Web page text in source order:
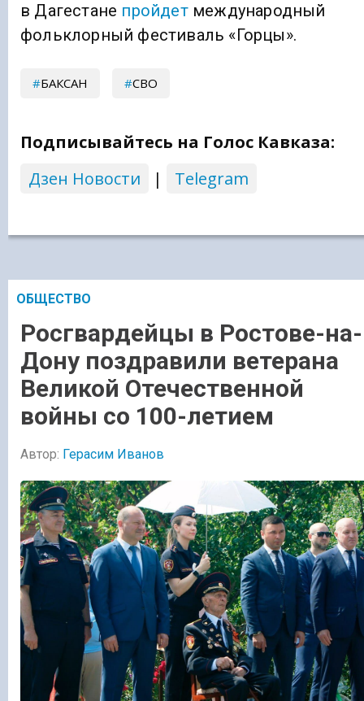
в Дагестане пройдетмеждународный
фольклорный фестиваль «Горцы».
БАКСАН СВО
Подписывайтесь на Голос Кавказа:
Дзен Новости
| Telegram
ОБЩЕСТВО
Росгвардейцы в Ростове-на-
Дону поздравили ветерана
Великой Отечественной
войны со 100-летием
Автор: Герасим Иванов